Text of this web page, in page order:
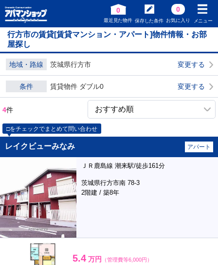
0
最近見た物件 保存した条件
0
お気に入り メニュー
行方市の賃貸[賃貸マンション・アパート]物件情報・お部
屋探し
地域・路線 茨城県行方市 変更する
条件 賃貸物件 ダブル0 変更する
4件
□をチェックでまとめて問い合わせ
レイクビューみなみ アパート
ＪＲ鹿島線 潮来駅/徒歩161分
茨城県行方市南 78-3
2階建 / 築8年
5.4 万円 （管理費等6,000円）